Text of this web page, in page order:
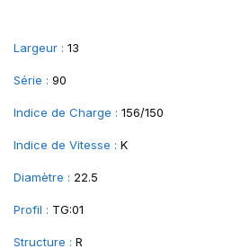
Largeur : 13
Série : 90
Indice de Charge : 156/150
Indice de Vitesse : K
Diamètre : 22.5
Profil : TG:01
Structure : R